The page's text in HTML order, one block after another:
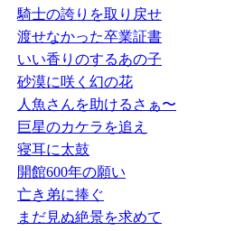
騎士の誇りを取り戻せ
渡せなかった卒業証書
いい香りのするあの子
砂漠に咲く幻の花
人魚さんを助けるさぁ〜
巨星のカケラを追え
寝耳に太鼓
開館600年の願い
亡き弟に捧ぐ
まだ見ぬ絶景を求めて